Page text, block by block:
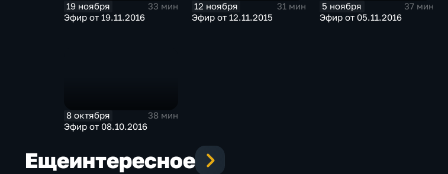
19 ноября
33 мин
Эфир от 19.11.2016
12 ноября
31 мин
Эфир от 12.11.2015
5 ноября
37 мин
Эфир от 05.11.2016
8 октября
38 мин
Эфир от 08.10.2016
Ещеинтересное